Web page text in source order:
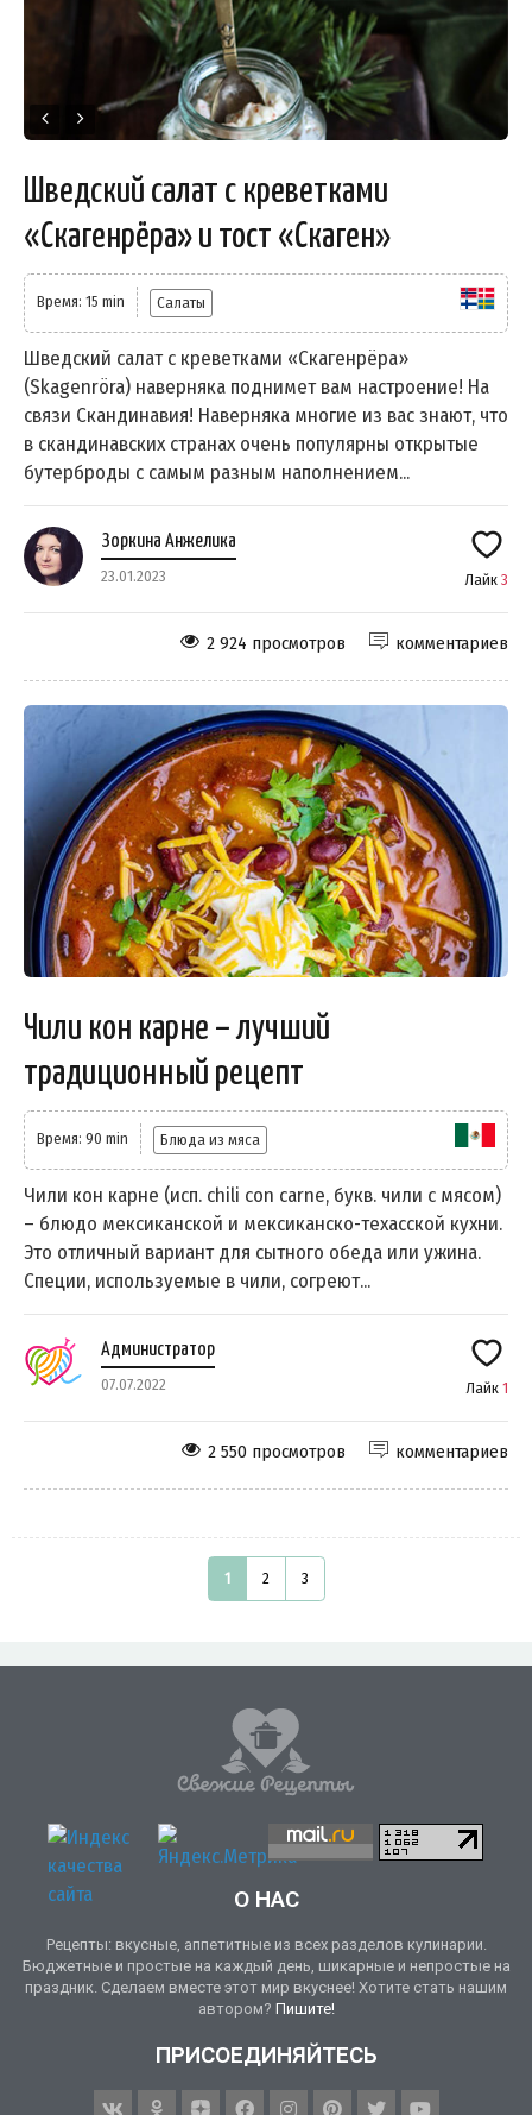
Шведский салат с креветками
«Скагенрёра» и тост «Скаген»
Время: 15 min Салаты
Шведский салат с креветками «Скагенрёра»
(Skagenröra) наверняка поднимет вам настроение! На
связи Скандинавия! Наверняка многие из вас знают, что
в скандинавских странах очень популярны открытые
бутерброды с самым разным наполнением...
Зоркина Анжелика
23.01.2023 Лайк 3
комментариев
2 924 просмотров
Чили кон карне – лучший
традиционный рецепт
Время: 90 min Блюда из мяса
Чили кон карне (исп. chili con carne, букв. чили с мясом)
– блюдо мексиканской и мексиканско-техасской кухни.
Это отличный вариант для сытного обеда или ужина.
Специи, используемые в чили, согреют...
Администратор
07.07.2022 Лайк 1
комментариев
2 550 просмотров
1 2 3
О НАС
Рецепты: вкусные, аппетитные из всех разделов кулинарии.
Бюджетные и простые на каждый день, шикарные и непростые на
праздник. Сделаем вместе этот мир вкуснее! Хотите стать нашим
автором? Пишите!
ПРИСОЕДИНЯЙТЕСЬ